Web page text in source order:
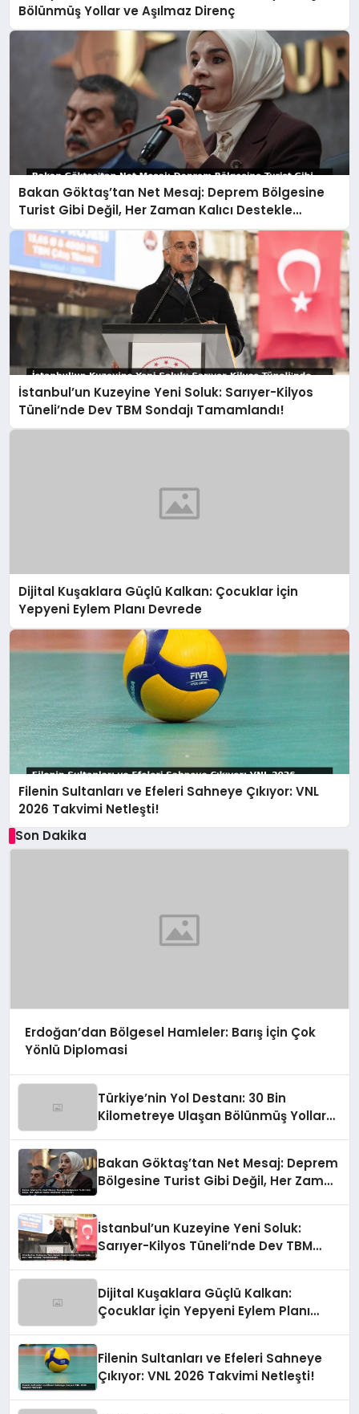
Bölünmüş Yollar ve Aşılmaz Direnç
Bakan Göktaş’tan Net Mesaj: Deprem Bölgesine
Turist Gibi Değil, Her Zaman Kalıcı Destekle
Gidiyoruz!
İstanbul’un Kuzeyine Yeni Soluk: Sarıyer-Kilyos
Tüneli’nde Dev TBM Sondajı Tamamlandı!
Dijital Kuşaklara Güçlü Kalkan: Çocuklar İçin
Yepyeni Eylem Planı Devrede
Filenin Sultanları ve Efeleri Sahneye Çıkıyor: VNL
2026 Takvimi Netleşti!
Son Dakika
Erdoğan’dan Bölgesel Hamleler: Barış İçin Çok
Yönlü Diplomasi
Türkiye’nin Yol Destanı: 30 Bin
Kilometreye Ulaşan Bölünmüş Yollar
Bakan Göktaş’tan Net Mesaj: Deprem
Bölgesine Turist Gibi Değil, Her Zaman
İstanbul’un Kuzeyine Yeni Soluk:
Sarıyer-Kilyos Tüneli’nde Dev TBM
Dijital Kuşaklara Güçlü Kalkan:
Çocuklar İçin Yepyeni Eylem Planı
Filenin Sultanları ve Efeleri Sahneye
Çıkıyor: VNL 2026 Takvimi Netleşti!